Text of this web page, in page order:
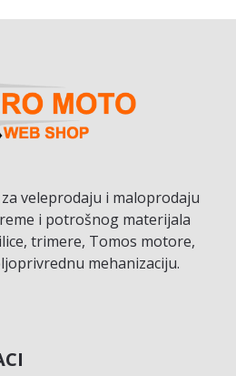
veleprodaju i maloprodaju
i potrošnog materijala
trimere, Tomos motore,
mehanizaciju.